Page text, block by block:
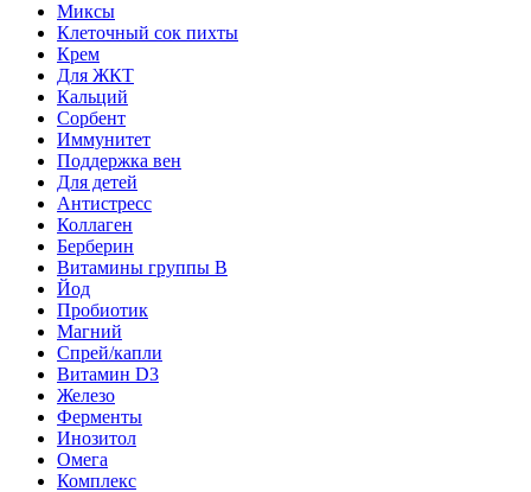
Миксы
Клеточный сок пихты
Крем
Для ЖКТ
Кальций
Сорбент
Иммунитет
Поддержка вен
Для детей
Антистресс
Коллаген
Берберин
Витамины группы B
Йод
Пробиотик
Магний
Спрей/капли
Витамин D3
Железо
Ферменты
Инозитол
Омега
Комплекс